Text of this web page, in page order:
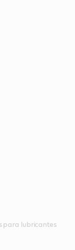
para lubricantes